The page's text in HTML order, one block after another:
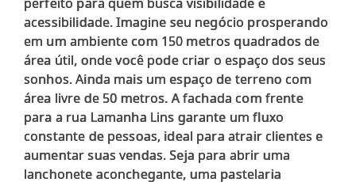
acessibilidade. Imagine seu negócio prosperando
em um ambiente com 150 metros quadrados de
área útil, onde você pode criar o espaço dos seus
sonhos. Ainda mais um espaço de terreno com
área livre de 50 metros. A fachada com frente
para a rua Lamanha Lins garante um fluxo
constante de pessoas, ideal para atrair clientes e
aumentar suas vendas. Seja para abrir uma
lanchonete aconchegante, uma pastelaria